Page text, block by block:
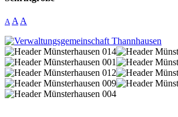
A A A